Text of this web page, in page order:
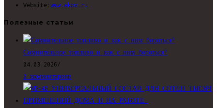
Website: www.ekpv.ru
Полезные статьи
Сомнительное топливо и как с ним бороться?
04.03.2026 /
0 комментариев